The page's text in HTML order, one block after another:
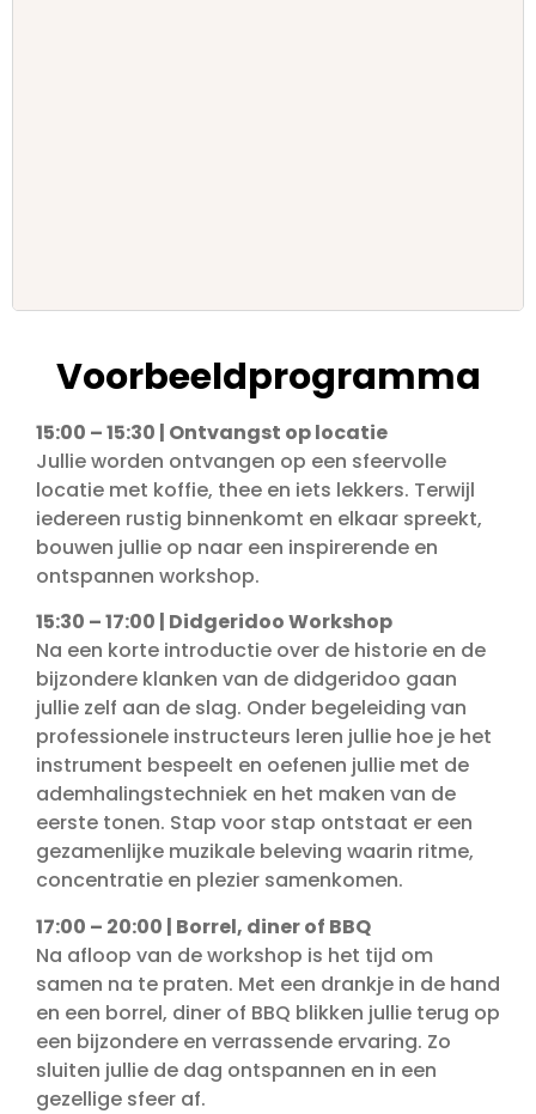
Voorbeeldprogramma
15:00 – 15:30 | Ontvangst op locatie
Jullie worden ontvangen op een sfeervolle
locatie met koffie, thee en iets lekkers. Terwijl
iedereen rustig binnenkomt en elkaar spreekt,
bouwen jullie op naar een inspirerende en
ontspannen workshop.
15:30 – 17:00 | Didgeridoo Workshop
Na een korte introductie over de historie en de
bijzondere klanken van de didgeridoo gaan
jullie zelf aan de slag. Onder begeleiding van
professionele instructeurs leren jullie hoe je het
instrument bespeelt en oefenen jullie met de
ademhalingstechniek en het maken van de
eerste tonen. Stap voor stap ontstaat er een
gezamenlijke muzikale beleving waarin ritme,
concentratie en plezier samenkomen.
17:00 – 20:00 | Borrel, diner of BBQ
Na afloop van de workshop is het tijd om
samen na te praten. Met een drankje in de hand
en een borrel, diner of BBQ blikken jullie terug op
een bijzondere en verrassende ervaring. Zo
sluiten jullie de dag ontspannen en in een
gezellige sfeer af.